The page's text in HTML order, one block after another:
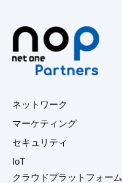
ネットワーク
マーケティング
セキュリティ
IoT
クラウドプラットフォーム